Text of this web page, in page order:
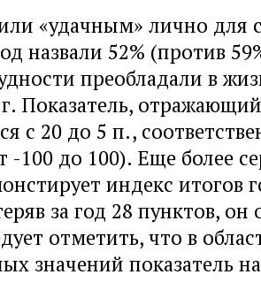
«удачным» лично для
назвали 52% (против
преобладали в
г. Показатель,
с 20 до 5 п.,
-100 до 100). Еще более
индекс итогов
за год 28 пунктов, он
отметить, что в
значений показатель